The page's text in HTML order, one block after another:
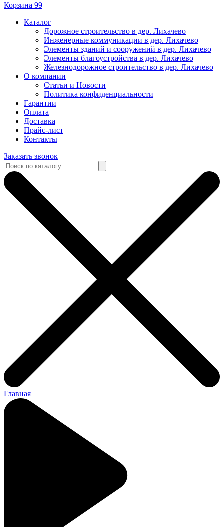
Корзина 99
Каталог
Дорожное строительство в дер. Лихачево
Инженерные коммуникации в дер. Лихачево
Элементы зданий и сооружений в дер. Лихачево
Элементы благоустройства в дер. Лихачево
Железнодорожное строительство в дер. Лихачево
О компании
Статьи и Новости
Политика конфиденциальности
Гарантии
Оплата
Доставка
Прайс-лист
Контакты
Заказать звонок
Главная